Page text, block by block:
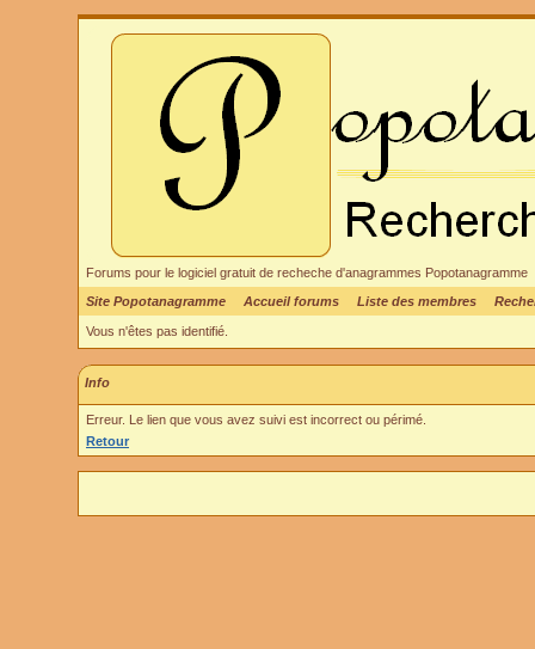
Forums pour le logiciel gratuit de recheche d'anagrammes Popotanagramme
Site Popotanagramme
Accueil forums Liste des membres
Vous n'êtes pas identifié.
Info
Erreur. Le lien que vous avez suivi est incorrect ou périmé.
Retour